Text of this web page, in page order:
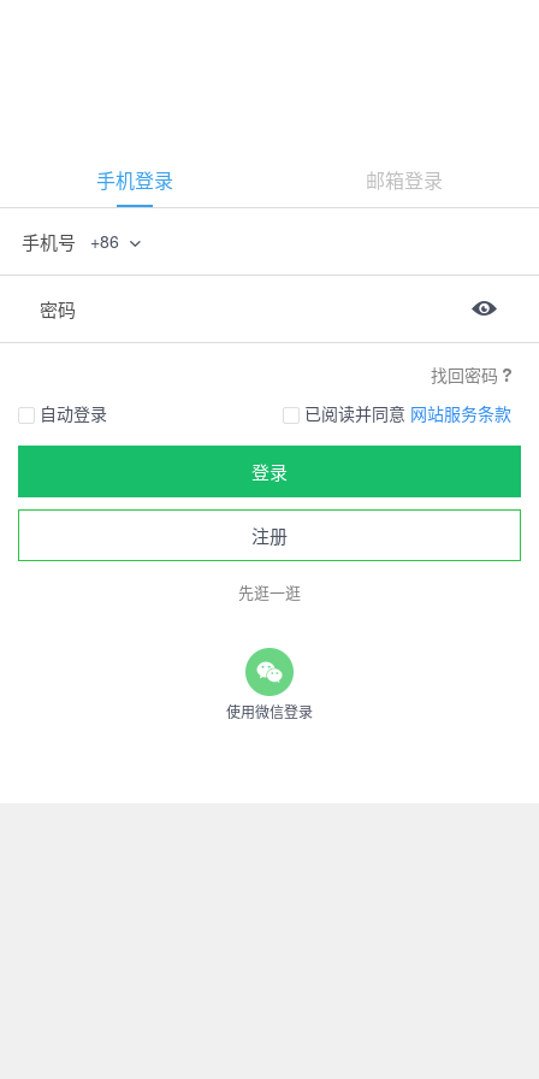
手机登录 邮箱登录
手机号 +86
密码
找回密码
自动登录
已阅读并同意 网站服务条款
登录
注册
先逛一逛
使用微信登录